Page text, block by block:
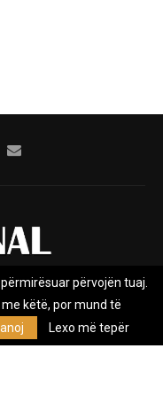
Kontakt
e themeluar në vitin
përvojën tuaj.
këtë, por mund të
Lexo më tepër